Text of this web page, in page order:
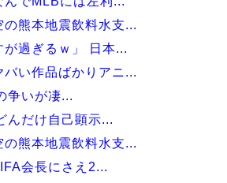
熊本地震飲料水支...
過ぎるｗ」 日本...
い作品ばかりアニ...
争いが凄...
んだけ自己顕示...
熊本地震飲料水支...
会長にさえ2...